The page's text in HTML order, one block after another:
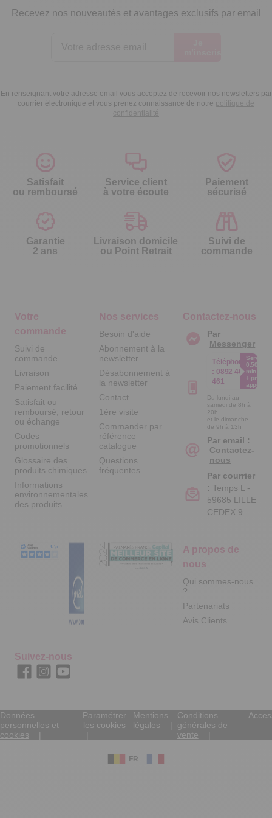
Recevez nos nouveautés et avantages exclusifs par email
En renseignant votre adresse email vous acceptez de recevoir nos newsletters par
courrier électronique et vous prenez connaissance de notre politique de
confidentialité
Satisfait
ou remboursé
Service client
à votre écoute
Paiement
sécurisé
Garantie
2 ans
Livraison domicile
ou Point Retrait
Suivi de
commande
Votre
commande
Suivi de
commande
Livraison
Paiement facilité
Satisfait ou
remboursé, retour
ou échange
Codes
promotionnels
Glossaire des
produits chimiques
Informations
environnementales
des produits
Nos services
Besoin d'aide
Abonnement à la
newsletter
Désabonnement à
la newsletter
Contact
1ère visite
Commander par
référence
catalogue
Questions
fréquentes
A propos de
nous
Qui sommes-nous
?
Partenariats
Avis Clients
Contactez-nous
Par
Messenger
Téléphone
: 0892 461
461
Service
0.50€ /
min
+ prix
appel
Du lundi au
samedi de 8h à
20h
et le dimanche
de 9h à 13h
Par email :
Contactez-
nous
Par courrier
: Temps L -
59685 LILLE
CEDEX 9
Suivez-nous
Données
personnelles et
cookies
Paramétrer
les cookies
Mentions
légales
Conditions
générales de
vente
FR